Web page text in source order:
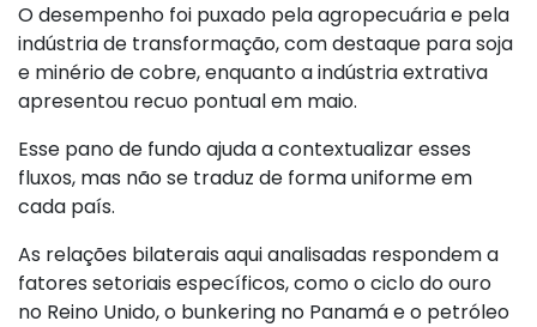
O desempenho foi puxado pela agropecuária e pela
indústria de transformação, com destaque para soja
e minério de cobre, enquanto a indústria extrativa
apresentou recuo pontual em maio.
Esse pano de fundo ajuda a contextualizar esses
fluxos, mas não se traduz de forma uniforme em
cada país.
As relações bilaterais aqui analisadas respondem a
fatores setoriais específicos, como o ciclo do ouro
no Reino Unido, o bunkering no Panamá e o petróleo